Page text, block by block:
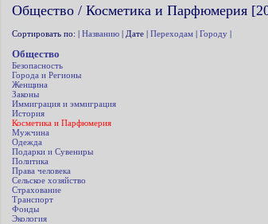
Общество / Косметика и Парфюмерия
Сортировать по: | Названию | Дате | Переходам | Городу |
Общество
Безопасность
Города и Регионы
Женщина
Законы
Иммиграция и эммиграция
История
Косметика и Парфюмерия
Мужчина
Одежда
Подарки и Сувениры
Политика
Права человека
Сельское хозяйство
Страхование
Транспорт
Фонды
Экология